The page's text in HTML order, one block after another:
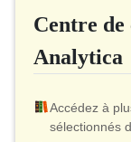
Autorisation
Centre de
Analytica
Accédez à
sélectionnés